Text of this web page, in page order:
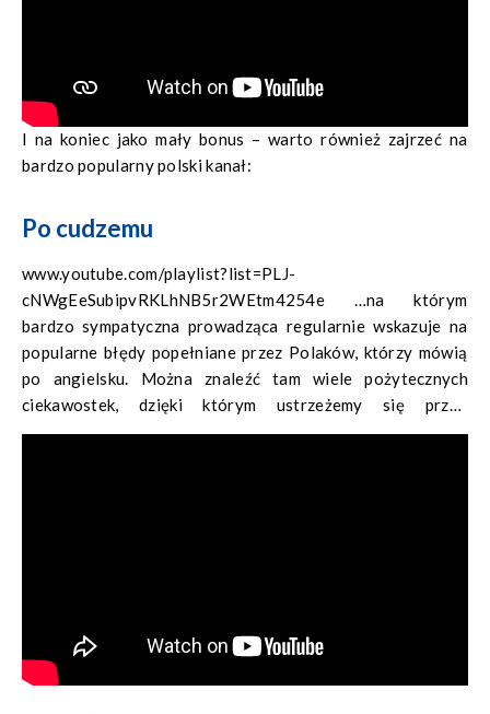
I na koniec jako mały bonus – warto również zajrzeć na
bardzo popularny polski kanał:
Po cudzemu
www.youtube.com/playlist?list=PLJ-
cNWgEeSubipvRKLhNB5r2WEtm4254e …na którym
bardzo sympatyczna prowadząca regularnie wskazuje na
popularne błędy popełniane przez Polaków, którzy mówią
po angielsku. Można znaleźć tam wiele pożytecznych
ciekawostek, dzięki którym ustrzeżemy się przed
pomyłkami.